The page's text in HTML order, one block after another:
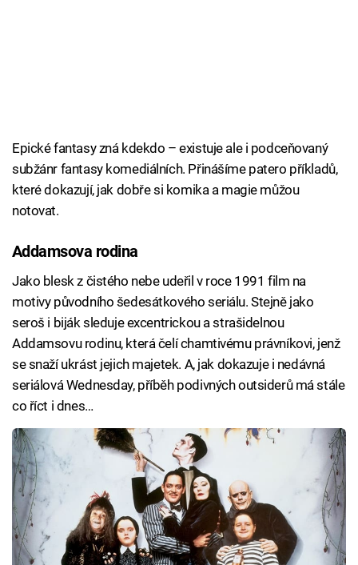
Epické fantasy zná kdekdo – existuje ale i podceňovaný
subžánr fantasy komediálních. Přinášíme patero příkladů,
které dokazují, jak dobře si komika a magie můžou
notovat.
Addamsova rodina
Jako blesk z čistého nebe udeřil v roce 1991 film na
motivy původního šedesátkového seriálu. Stejně jako
seroš i biják sleduje excentrickou a strašidelnou
Addamsovu rodinu, která čelí chamtivému právníkovi, jenž
se snaží ukrást jejich majetek. A, jak dokazuje i nedávná
seriálová Wednesday, příběh podivných outsiderů má stále
co říct i dnes…